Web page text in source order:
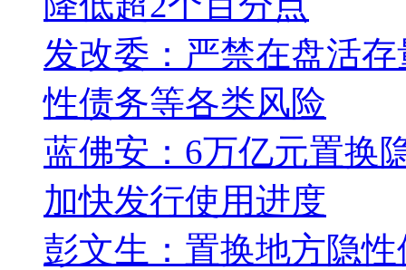
发改委：严禁在盘活
性债务等各类风险
蓝佛安：6万亿元置换
加快发行使用进度
彭文生：置换地方隐